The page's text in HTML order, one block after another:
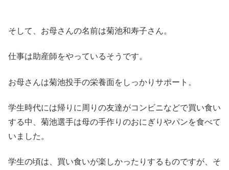
そして、お母さんの名前は菊池和寿子さん。
仕事は助産師をやっているそうです。
お母さんは菊池投手の栄養面をしっかりサポート。
学生時代には帰りに周りの友達がコンビニなどで買い食い
する中、菊池選手は母の手作りのおにぎりやパンを食べて
いました。
学生の頃は、買い食いが楽しかったりするものですが、そ